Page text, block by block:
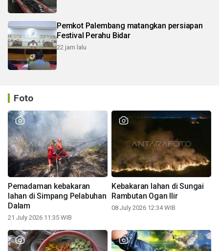
Pemkot Palembang matangkan persiapan
Festival Perahu Bidar
22 jam lalu
Foto
Pemadaman kebakaran
lahan di Simpang Pelabuhan
Dalam
21 July 2026 11:35 WIB
Kebakaran lahan di Sungai
Rambutan Ogan Ilir
08 July 2026 12:34 WIB